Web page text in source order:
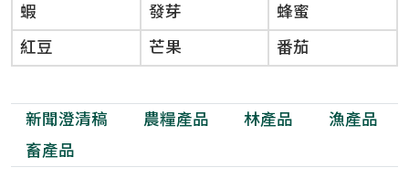
蝦
發芽
蜂蜜
紅豆
芒果 番茄
新聞澄清稿 農糧產品 林產品
漁產品
畜產品